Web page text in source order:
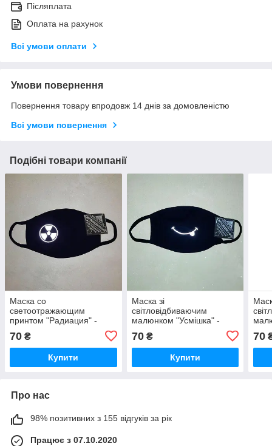
Післяплата
Оплата на рахунок
Всі умови оплати
Умови повернення
Повернення товару впродовж 14 днів за домовленістю
Всі умови повернення
Подібні товари компанії
Маска со
светоотражающим
принтом "Радиация" -
70 ₴
Купити
Маска зі
світловідбиваючим
малюнком "Усмішка" -
70₴
Купити
70
Про нас
98% позитивних з 155 відгуків за рік
Працює з 07.10.2020